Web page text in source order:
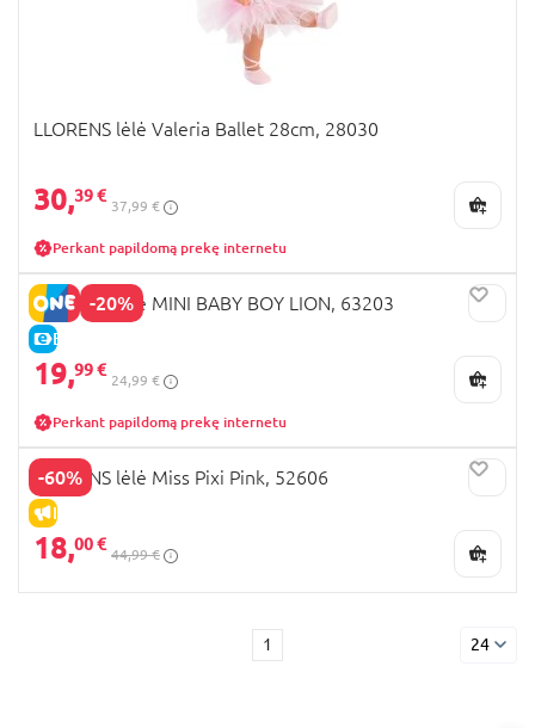
LLORENS lėlė Valeria Ballet 28cm, 28030
30,39 €
37,99 €
Perkant papildomą prekę internetu
-20%
E-KAINA
LLORENS lėlė MINI BABY BOY LION, 63203
19,99 €
24,99 €
Perkant papildomą prekę internetu
-60%
IŠPARDAVIMAS
LLORENS lėlė Miss Pixi Pink, 52606
18,00 €
44,99 €
1 24